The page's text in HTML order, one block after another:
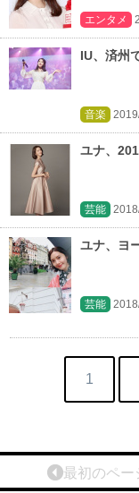
エンタメ
IU、済州
音楽
ユナ、
芸能
ユナ、ヨ
芸能
1
最初のペー